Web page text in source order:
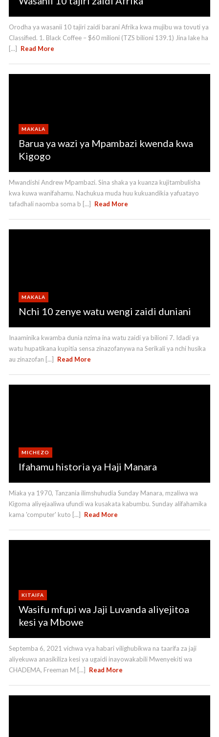
Orodha ya wasanii 10 tajiri zaidi barani Afrika kwa mujibu wa tovuti ya
Classified. 1. Black Coffee – $60 milioni (TZS bilioni 139.1) Jina lake ha
[...]
Read More
MAKALA
Barua ya wazi ya Mpambazi kwenda kwa
Kigogo
Mwandishi Andrew Mpambazi. Sina shaka ya kuanza kujitambulisha
kwa kuwa wanifahamu. Nachukua muda huu kukuandikia yafuatayo
tafadhali naomba soma b [...]
Read More
MAKALA
Nchi 10 zenye watu wengi zaidi duniani
Inaaminika kwamba dunia nzima ina watu zaidi ya bilioni 7. Idadi ya
watu hupatikana kupitia sensa zinazofanywa na Serikali ya nchi husika
au zinazofan [...]
Read More
MICHEZO
Ifahamu historia ya Haji Manara
Miaka ya 1970, Tanzania ilimshuhudia Sunday Manara, mzaliwa wa
Kigoma aliyejaaliwa ufundi wa kusakata kabumbu. Sunday alifahamika
kama 'computer' kuto [...]
Read More
KITAIFA
Wasifu mfupi wa Jaji Luvanda aliyejitoa
kesi ya Mbowe
Septemba 6, 2021 vichwa vya habari vilighubikwa na taarifa za jaji
aliyekuwa anasikiliza kesi ya ugaidi inayowakabili Mwenyekiti wa
CHADEMA, Freeman M [...]
Read More